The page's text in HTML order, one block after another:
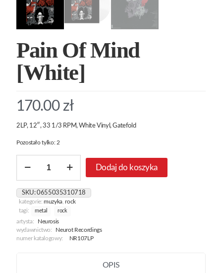
Pain Of Mind
[White]
170.00 zł
2LP, 12″, 33 1/3 RPM, White Vinyl, Gatefold
Pozostało tylko: 2
Pain
Mind
[White]
Dodaj do koszyka
SKU:0655035310718
kategorie:muzyka ,rock
tagi:
metal rock
artysta:
Neurosis
wydawnictwo:
Neurot Recordings
numer katalogowy:
NR107LP
OPIS